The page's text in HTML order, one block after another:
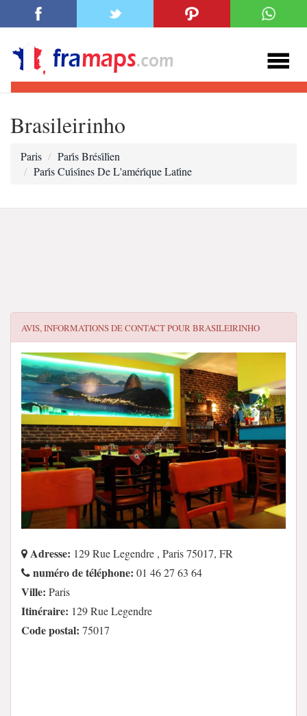
Brasileirinho
Paris
Pari̇s Brési̇li̇en
Pari̇s Cui̇si̇nes De L'améri̇que Lati̇ne
AVIS, INFORMATIONS DE CONTACT POURBRASILEIRINHO
Adresse: 129 Rue Legendre , Paris 75017, FR
numéro de téléphone: 01 46 27 63 64
Ville: Paris
Itinéraire: 129 Rue Legendre
Code postal: 75017